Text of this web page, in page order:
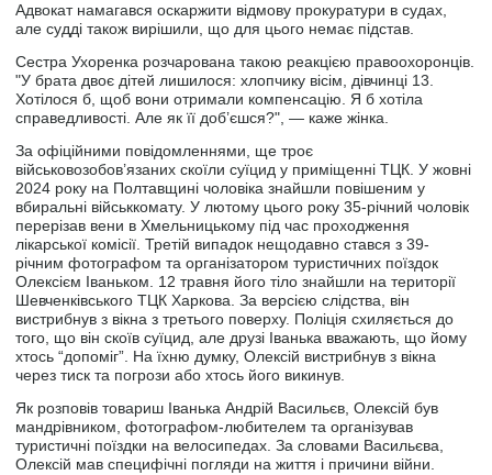
Адвокат намагався оскаржити відмову прокуратури в судах,
але судді також вирішили, що для цього немає підстав.
Сестра Ухоренка розчарована такою реакцією правоохоронців.
"У брата двоє дітей лишилося: хлопчику вісім, дівчинці 13.
Хотілося б, щоб вони отримали компенсацію. Я б хотіла
справедливості. Але як її доб’єшся?", — каже жінка.
За офіційними повідомленнями, ще троє
військовозобов’язаних скоїли суїцид у приміщенні ТЦК. У жовні
2024 року на Полтавщині чоловіка знайшли повішеним у
вбиральні військкомату. У лютому цього року 35-річний чоловік
перерізав вени в Хмельницькому під час проходження
лікарської комісії. Третій випадок нещодавно стався з 39-
річним фотографом та організатором туристичних поїздок
Олексієм Іваньком. 12 травня його тіло знайшли на території
Шевченківського ТЦК Харкова. За версією слідства, він
вистрибнув з вікна з третього поверху. Поліція схиляється до
того, що він скоїв суїцид, але друзі Іванька вважають, що йому
хтось “допоміг”. На їхню думку, Олексій вистрибнув з вікна
через тиск та погрози або хтось його викинув.
Як розповів товариш Іванька Андрій Васильєв, Олексій був
мандрівником, фотографом-любителем та організував
туристичні поїздки на велосипедах. За словами Васильєва,
Олексій мав специфічні погляди на життя і причини війни.